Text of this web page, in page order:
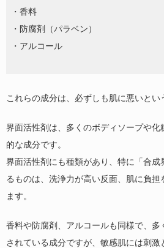
・香料
・防腐剤（パラベン）
・アルコール
これらの成分は、必ずしも肌に悪いとい
界面活性剤は、多くのボディソープや
的な成分です。
界面活性剤にも種類があり、特に「合
るものは、洗浄力が高い反面、肌に負担
ます。
香料や防腐剤、アルコールも同様で、多
されている成分ですが、敏感肌には刺